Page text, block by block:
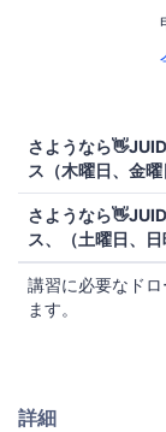
さようなら
ス（木曜日、金曜
さようなら
ス、（土曜日、日
講習に必要なド
ます。
詳細